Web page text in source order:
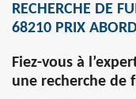
RECHERCHE DE
68210 PRIX
Fiez-vous à
une recherche de